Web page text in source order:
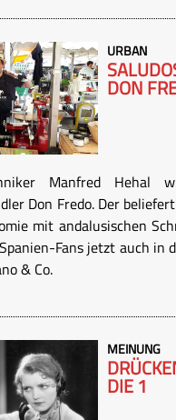
URBAN
DON
Manfred Hehal
Don Fredo. Der
mit andalusischen
Fans jetzt auch in
& Co.
MEINUNG
DIE 1